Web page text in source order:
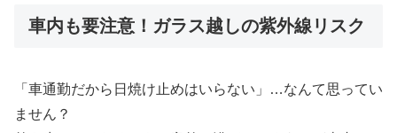
車内も要注意！ガラス越しの紫外線リスク
「車通勤だから日焼け止めはいらない」…なんて思ってい
ません？